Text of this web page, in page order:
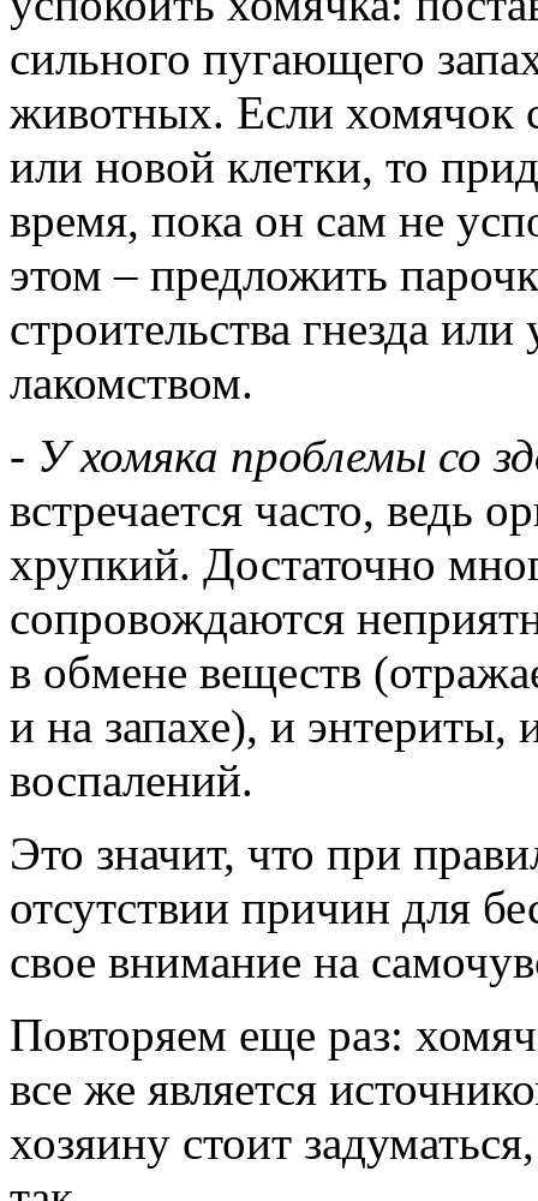
сильного пугающего
животных. Если хомячок
или новой клетки, то
время, пока он сам не
этом – предложить
строительства гнезда
лакомством.
- У хомяка проблемы со
встречается часто, ведь
хрупкий. Достаточно
сопровождаются
в обмене веществ
и на запахе), и энтериты,
воспалений.
Это значит, что при
отсутствии причин для
свое внимание на
Повторяем еще раз:
все же является
хозяину стоит